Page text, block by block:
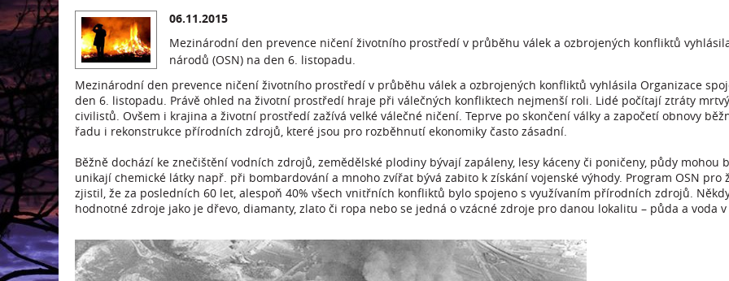
06.11.2015
Mezinárodní den prevence ničení životního prostředí v průběhu válek a ozbrojených konfliktů
národů (OSN) na den 6. listopadu.
Mezinárodní den prevence ničení životního prostředí v průběhu válek a ozbrojených konfliktů vyhlásila Organizace
den 6. listopadu. Právě ohled na životní prostředí hraje při válečných konfliktech nejmenší roli. Lidé počítají ztráty
civilistů. Ovšem i krajina a životní prostředí zažívá velké válečné ničení. Teprve po skončení války a započetí obnovy
řadu i rekonstrukce přírodních zdrojů, které jsou pro rozběhnutí ekonomiky často zásadní.
Běžně dochází ke znečištění vodních zdrojů, zemědělské plodiny bývají zapáleny, lesy káceny či poničeny, půdy mohou
unikají chemické látky např. při bombardování a mnoho zvířat bývá zabito k získání vojenské výhody. Program OSN
zjistil, že za posledních 60 let, alespoň 40% všech vnitřních konfliktů bylo spojeno s využívaním přírodních zdrojů.
hodnotné zdroje jako je dřevo, diamanty, zlato či ropa nebo se jedná o vzácné zdroje pro danou lokalitu – půda a voda